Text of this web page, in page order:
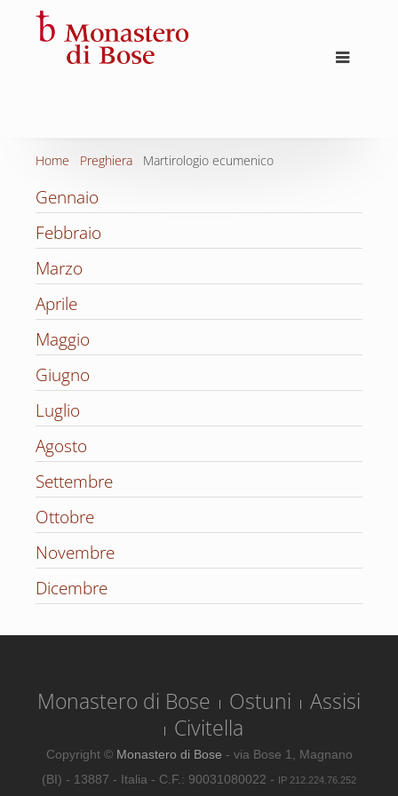
Home Preghiera Martirologio ecumenico
Gennaio
Febbraio
Marzo
Aprile
Maggio
Giugno
Luglio
Agosto
Settembre
Ottobre
Novembre
Dicembre
Monastero di Bose Ostuni
Assisi
Civitella
Copyright © Monastero di Bose - via Bose 1, Magnano
(BI) - 13887 - Italia - C.F.: 90031080022 - IP 212.224.76.252